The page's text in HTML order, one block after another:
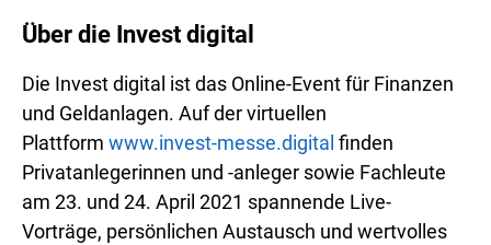
Über die Invest digital
Die Invest digital ist das Online-Event für Finanzen
und Geldanlagen. Auf der virtuellen
Plattform www.invest-messe.digital finden
Privatanlegerinnen und -anleger sowie Fachleute
am 23. und 24. April 2021 spannende Live-
Vorträge, persönlichen Austausch und wertvolles